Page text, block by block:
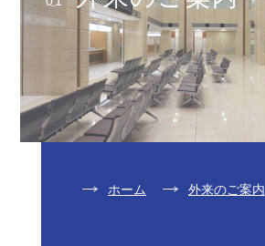
ホーム 外来のご案内